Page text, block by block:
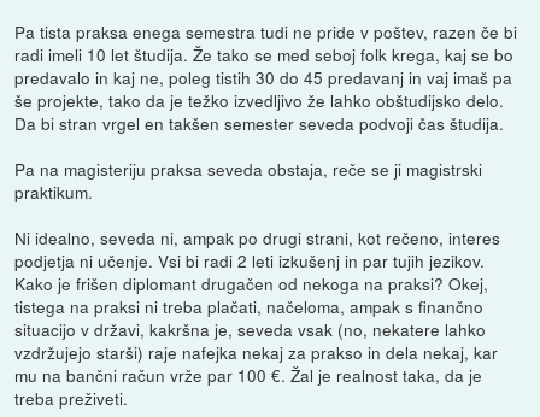
Pa tista praksa enega semestra tudi ne pride v poštev, razen če bi
radi imeli 10 let študija. Že tako se med seboj folk krega, kaj se bo
predavalo in kaj ne, poleg tistih 30 do 45 predavanj in vaj imaš pa
še projekte, tako da je težko izvedljivo že lahko obštudijsko delo.
Da bi stran vrgel en takšen semester seveda podvoji čas študija.
Pa na magisteriju praksa seveda obstaja, reče se ji magistrski
praktikum.
Ni idealno, seveda ni, ampak po drugi strani, kot rečeno, interes
podjetja ni učenje. Vsi bi radi 2 leti izkušenj in par tujih jezikov.
Kako je frišen diplomant drugačen od nekoga na praksi? Okej,
tistega na praksi ni treba plačati, načeloma, ampak s finančno
situacijo v državi, kakršna je, seveda vsak (no, nekatere lahko
vzdržujejo starši) raje nafejka nekaj za prakso in dela nekaj, kar
mu na bančni račun vrže par 100 €. Žal je realnost taka, da je
treba preživeti.